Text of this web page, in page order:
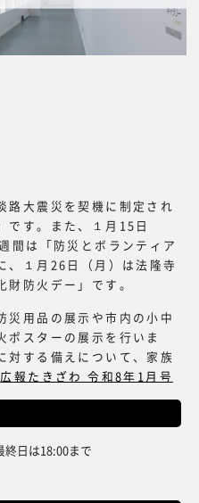
路大震災を契機に制定され
です。また、１月15日
間は「防災とボランティア
、１月26日（月）は法隆寺
防火デー」です。
災用品の展示や市内の小中
ポスターの展示を行いま
対する備えについて、家族
広報たきざわ 令和8年1月号
日は18:00まで